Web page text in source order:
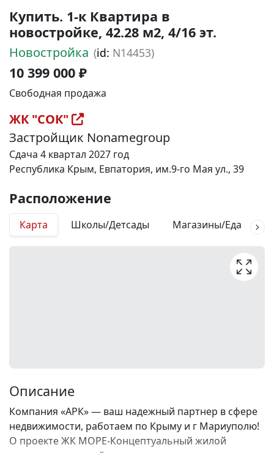
Купить. 1-к Квартира в
новостройке, 42.28 м2, 4/16 эт.
Новостройка (id: N14453)
10 399 000 ₽
Свободная продажа
ЖК "СОК"
Застройщик Nonamegroup
Сдача 4 квартал 2027 год
Республика Крым, Евпатория, им.9-го Мая ул., 39
Расположение
Карта Школы/Детсады Магазины/Еда
Описание
Компания «АРК» — ваш надежный партнер в сфере
недвижимости, работаем по Крыму и г Мариуполю!
О проекте ЖК МОРЕ-Концептуальный жилой